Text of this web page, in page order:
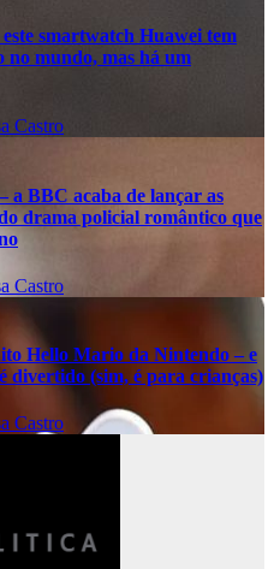
smartwatch Huawei tem
no mundo, mas há um
Castro
a BBC acaba de lançar as
drama policial romântico que
Castro
Hello Mario da Nintendo – e
divertido (sim, é para crianças)
Castro